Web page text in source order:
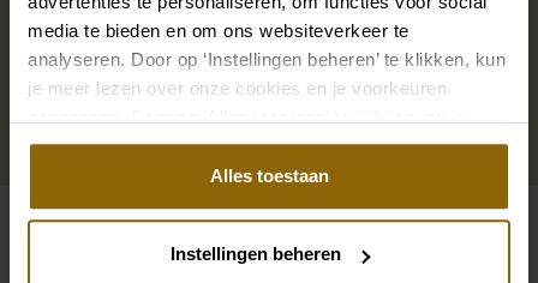
media te bieden en om ons websiteverkeer te
analyseren. Door op ‘Instellingen beheren’ te klikken, kun
je meer lezen over onze cookies en je voorkeuren
akkoord met het gebruik van alle cookies.
Alles toestaan
Instellingen beheren
großen Accessoire-Shop mit Accessoires für Braut
und Bräutigam findest du die perfekte Ergänzung zu
deinem Kleid oder Hochzeitsanzug.
Siehe auch